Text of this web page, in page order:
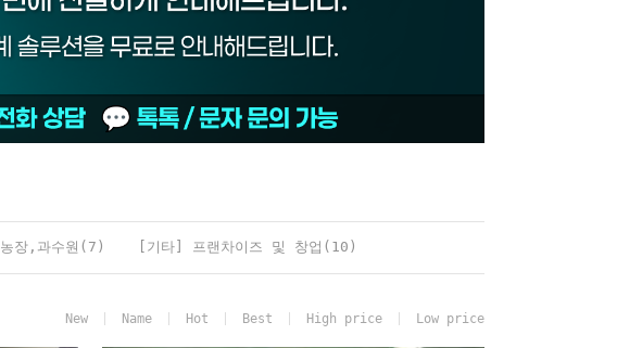
농장,과수원(7) [기타] 프랜차이즈 및 창업(10)
New Name Hot Best High price Low price